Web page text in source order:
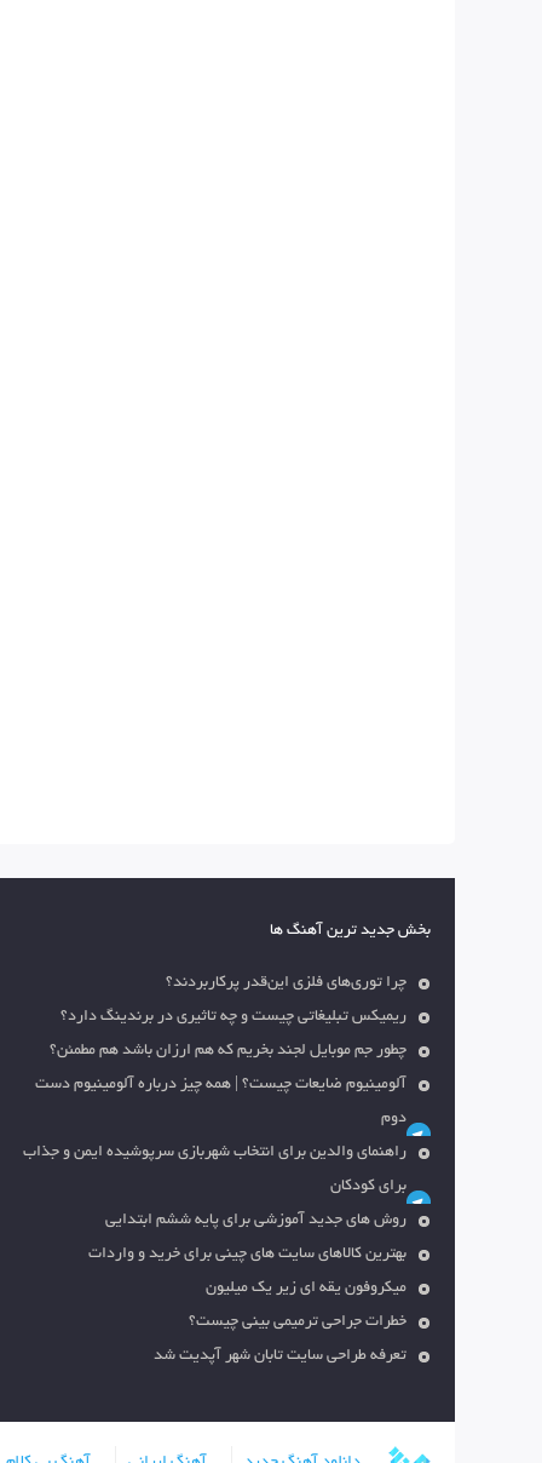
بخش جدید ترین آهنگ ها
چرا توری‌های فلزی این‌قدر پرکاربردند؟
ریمیکس تبلیغاتی چیست و چه تاثیری در برندینگ دارد؟
چطور جم موبایل لجند بخریم که هم ارزان باشد هم مطمئن؟
آلومینیوم ضایعات چیست؟ | همه چیز درباره آلومینیوم دست
دوم
راهنمای والدین برای انتخاب شهربازی سرپوشیده ایمن و جذاب
برای کودکان
روش های جدید آموزشی برای پایه ششم ابتدایی
بهترین کالاهای سایت های چینی برای خرید و واردات
میکروفون یقه ای زیر یک میلیون
خطرات جراحی ترمیمی بینی چیست؟
تعرفه طراحی سایت تابان شهر آپدیت شد